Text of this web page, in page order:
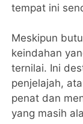
tempat ini
Meskipun
keindahan
ternilai. Ini
penjelajah,
penat dan
yang masih